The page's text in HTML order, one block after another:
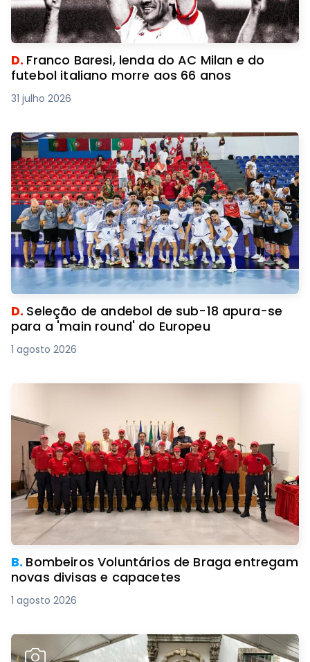
D. Franco Baresi, lenda do AC Milan e do
futebol italiano morre aos 66 anos
31 julho 2026
D. Seleção de andebol de sub-18 apura-se
para a 'main round' do Europeu
1 agosto 2026
B. Bombeiros Voluntários de Braga entregam
novas divisas e capacetes
1 agosto 2026